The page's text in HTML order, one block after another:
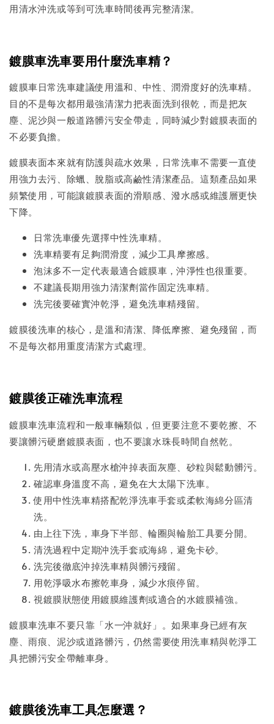
用清水沖洗或等到可洗車時間後再完整清潔。
鍍膜車洗車要用什麼洗車精？
鍍膜車日常洗車建議使用溫和、中性、潤滑度好的洗車精。
目的不是每次都用最強清潔力把表面洗到很乾，而是把灰
塵、泥沙與一般道路髒污安全帶走，同時減少對鍍膜表面的
不必要負擔。
鍍膜表面本來就有防護與疏水效果，日常洗車不需要一直使
用強力去污、除蠟、脫脂或高鹼性清潔產品。這類產品如果
頻繁使用，可能讓鍍膜表面的滑順感、潑水感或維護層更快
下降。
日常洗車優先選擇中性洗車精。
洗車精要有足夠潤滑度，減少工具摩擦感。
泡沫多不一定代表最適合鍍膜車，沖淨性也很重要。
不建議長期用強力清潔劑當作固定洗車精。
洗完後要確實沖乾淨，避免洗車精殘留。
鍍膜後洗車的核心，是溫和清潔、降低摩擦、避免殘留，而
不是每次都用重度清潔方式處理。
鍍膜後正確洗車流程
鍍膜車洗車流程和一般車輛類似，但更要注意不要乾擦、不
要讓髒污硬磨鍍膜表面，也不要讓水珠長時間自然乾。
先用清水或高壓水槍沖掉表面灰塵、砂粒與鬆動髒污。
確認車身溫度不高，避免在大太陽下洗車。
使用中性洗車精搭配乾淨洗車手套或柔軟海綿分區清
洗。
由上往下洗，車身下半部、輪圈與輪胎工具要分開。
清洗過程中定期沖洗手套或海綿，避免卡砂。
洗完後徹底沖掉洗車精與髒污殘留。
用乾淨吸水布擦乾車身，減少水痕停留。
視鍍膜狀態使用鍍膜維護劑或適合的水鍍膜補強。
鍍膜車洗車不要只靠「水一沖就好」。如果車身已經有灰
塵、雨痕、泥沙或道路髒污，仍然需要使用洗車精與乾淨工
具把髒污安全帶離車身。
鍍膜後洗車工具怎麼選？